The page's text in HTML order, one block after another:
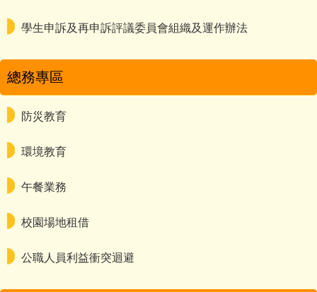
學生申訴及再申訴評議委員會組織及運作辦法
總務專區
防災教育
環境教育
午餐業務
校園場地租借
公職人員利益衝突迴避